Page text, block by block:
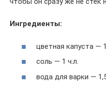
Ингредиенты:
цветная капуста —
соль — 1 ч.л.
вода для варки —